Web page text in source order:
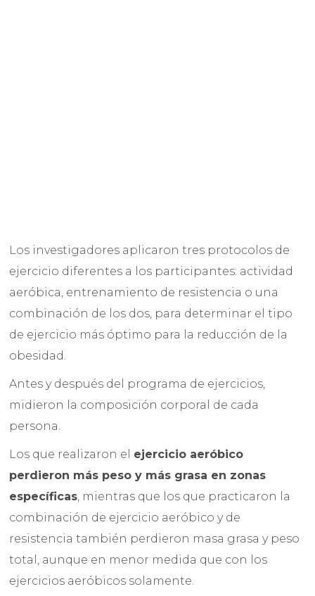
Los investigadores aplicaron tres protocolos de
ejercicio diferentes a los participantes: actividad
aeróbica, entrenamiento de resistencia o una
combinación de los dos, para determinar el tipo
de ejercicio más óptimo para la reducción de la
obesidad.
Antes y después del programa de ejercicios,
midieron la composición corporal de cada
persona.
Los que realizaron el ejercicio aeróbico
perdieron más peso y más grasa en zonas
específicas, mientras que los que practicaron la
combinación de ejercicio aeróbico y de
resistencia también perdieron masa grasa y peso
total, aunque en menor medida que con los
ejercicios aeróbicos solamente.